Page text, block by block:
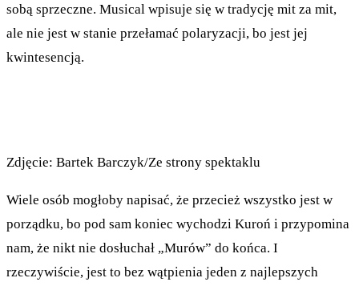
sobą sprzeczne. Musical wpisuje się w tradycję mit za mit,
ale nie jest w stanie przełamać polaryzacji, bo jest jej
kwintesencją.
Zdjęcie: Bartek Barczyk/Ze strony spektaklu
Wiele osób mogłoby napisać, że przecież wszystko jest w
porządku, bo pod sam koniec wychodzi Kuroń i przypomina
nam, że nikt nie dosłuchał „Murów” do końca. I
rzeczywiście, jest to bez wątpienia jeden z najlepszych